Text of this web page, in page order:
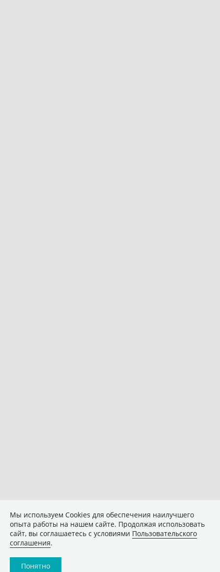
Мы используем Сookies для обеспечения наилучшего
опыта работы на нашем сайте. Продолжая использовать
сайт, вы соглашаетесь с условиями Пользовательского
соглашения.
Понятно